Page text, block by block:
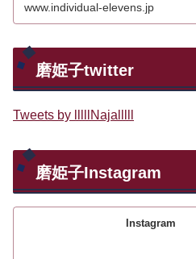
www.individual-elevens.jp
磨姫子twitter
Tweets by lllllNajalllll
磨姫子Instagram
Instagram